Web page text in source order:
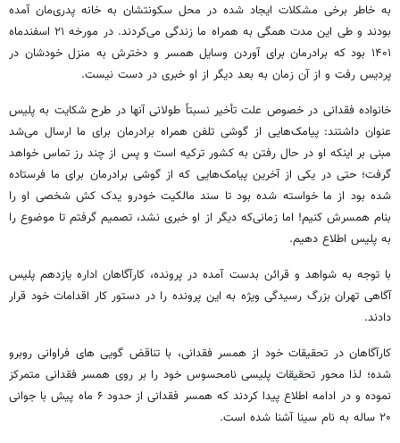
به خاطر برخی مشکلات ایجاد شده در محل سکونتشان به خانه پدری‌مان آمده
بودند و طی این مدت همگی به همراه ما زندگی می‌کردند. در مورخه ۲۱ اسفندماه
۱۴۰۱ بود که برادرمان برای آوردن وسایل همسر و دخترش به منزل خودشان در
پردیس رفت و از آن زمان به بعد دیگر از او خبری در دست نیست.
خانواده فقدانی در خصوص علت تأخیر نسبتاً طولانی آنها در طرح شکایت به پلیس
عنوان داشتند: پیامک‌هایی از گوشی تلفن همراه برادرمان برای ما ارسال می‌شد
مبنی بر اینکه او در حال رفتن به کشور ترکیه است و پس از چند رز تماس خواهد
گرفت؛ حتی در یکی از آخرین پیامک‌هایی که از گوشی برادرمان برای ما فرستاده
شده بود از ما خواسته شده بود تا سند مالکیت خودرو یدک کش شخصی او را
بنام همسرش کنیم! اما زمانی‌که دیگر از او خبری نشد، تصمیم گرفتم تا موضوع را
به پلیس اطلاع دهیم.
با توجه به شواهد و قرائن بدست آمده در پرونده، کارآگاهان اداره یازدهم پلیس
آگاهی تهران بزرگ رسیدگی ویژه به این پرونده را در دستور کار اقدامات خود قرار
دادند.
کارآگاهان در تحقیقات خود از همسر فقدانی، با تناقض گویی های فراوانی روبرو
شده؛ لذا محور تحقیقات پلیسی نامحسوس خود را بر روی همسر فقدانی متمرکز
نموده و در ادامه اطلاع پیدا کردند که همسر فقدانی از حدود ۶ ماه پیش با جوانی
۲۰ ساله به نام سینا آشنا شده است.